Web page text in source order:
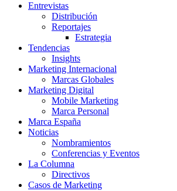
Entrevistas
Distribución
Reportajes
Estrategia
Tendencias
Insights
Marketing Internacional
Marcas Globales
Marketing Digital
Mobile Marketing
Marca Personal
Marca España
Noticias
Nombramientos
Conferencias y Eventos
La Columna
Directivos
Casos de Marketing